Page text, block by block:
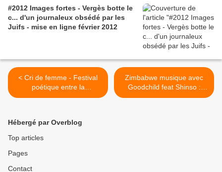
#2012 Images fortes - Vergès botte le
c... d'un journaleux obsédé par les
Juifs - mise en ligne février 2012
< Cri de femme - Festival
poétique entre la
Guadeloupe et Paris - Mars
Zimbabwe musique avec
Goodchild feat Shinso :
Shuwa (Sure) >
Hébergé par Overblog
Top articles
Pages
Contact